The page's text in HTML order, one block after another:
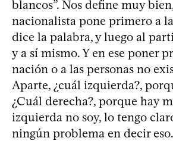
blancos”. Nos define muy
nacionalista pone primero a
dice la palabra, y luego al
y a sí mismo. Y en ese poner
nación o a las personas no
Aparte, ¿cuál izquierda?,
¿Cuál derecha?, porque hay
izquierda no soy, lo tengo
ningún problema en decir